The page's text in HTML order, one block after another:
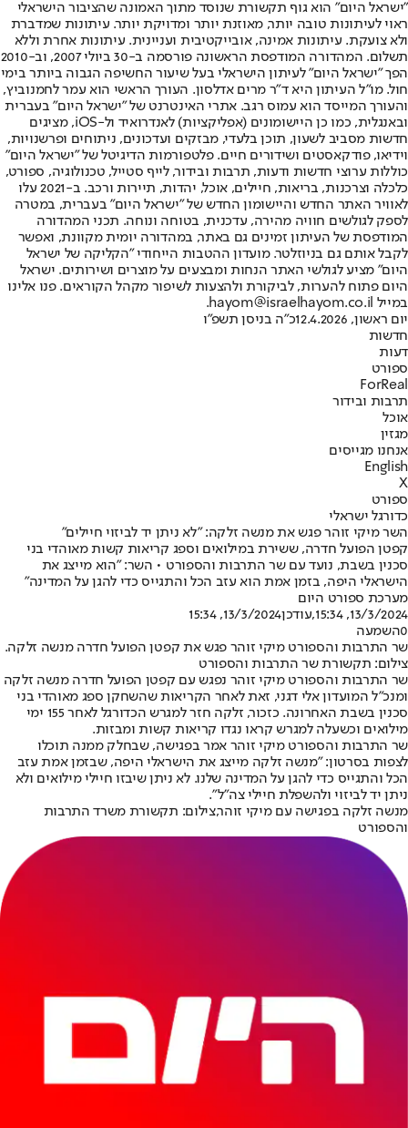
"ישראל היום" הוא גוף תקשורת שנוסד מתוך האמונה שהציבור הישראלי
ראוי לעיתונות טובה יותר, מאוזנת יותר ומדויקת יותר. עיתונות שמדברת
ולא צועקת. עיתונות אמינה, אובייקטיבית ועניינית. עיתונות אחרת וללא
תשלום. המהדורה המודפסת הראשונה פורסמה ב-30 ביולי 2007, וב-2010
הפך "ישראל היום" לעיתון הישראלי בעל שיעור החשיפה הגבוה ביותר בימי
חול. מו"ל העיתון היא ד"ר מרים אדלסון. העורך הראשי הוא עמר לחמנוביץ,
והעורך המייסד הוא עמוס רגב. אתרי האינטרנט של "ישראל היום" בעברית
ובאנגלית, כמו כן היישומונים (אפליקציות) לאנדרואיד ול-iOS, מציגים
חדשות מסביב לשעון, תוכן בלעדי, מבזקים ועדכונים, ניתוחים ופרשנויות,
וידיאו, פודקאסטים ושידורים חיים. פלטפורמות הדיגיטל של "ישראל היום"
כוללות ערוצי חדשות ודעות, תרבות ובידור, לייף סטייל, טכנולוגיה, ספורט,
כלכלה וצרכנות, בריאות, חיילים, אוכל, יהדות, תיירות ורכב. ב-2021 עלו
לאוויר האתר החדש והיישומון החדש של "ישראל היום" בעברית, במטרה
לספק לגולשים חוויה מהירה, עדכנית, בטוחה ונוחה. תכני המהדורה
המודפסת של העיתון זמינים גם באתר, במהדורה יומית מקוונת, ואפשר
לקבל אותם גם בניוזלטר. מועדון ההטבות הייחודי "הקליקה של ישראל
היום" מציע לגולשי האתר הנחות ומבצעים על מוצרים ושירותים. ישראל
היום פתוח להערות, לביקורת ולהצעות לשיפור מקהל הקוראים. פנו אלינו
במייל hayom@israelhayom.co.il.
יום ראשון, 12.4.2026
כ"ה בניסן תשפ"ו
חדשות
דעות
ספורט
ForReal
תרבות ובידור
אוכל
מגזין
אנחנו מגייסים
English
X
ספורט
כדורגל ישראלי
השר מיקי זוהר פגש את מנשה זלקה: "לא ניתן יד לביזוי חיילים"
קפטן הפועל חדרה, ששירת במילואים וספג קריאות קשות מאוהדי בני
סכנין בשבת, נועד עם שר התרבות והספורט • השר: "הוא מייצג את
הישראלי היפה, בזמן אמת הוא עזב הכל והתגייס כדי להגן על המדינה"
מערכת ספורט היום
13/3/2024, 15:34
,עודכן13/3/2024, 15:34
0השמעה
שר התרבות והספורט מיקי זוהר פגש את קפטן הפועל חדרה מנשה זלקה.
צילום: תקשורת שר התרבות והספורט
שר התרבות והספורט מיקי זוהר נפגש עם קפטן הפועל חדרה מנשה זלקה
ומנכ"ל המועדון אלי דגני, זאת לאחר הקריאות שהשחקן ספג מאוהדי בני
סכנין בשבת האחרונה. כזכור, זלקה חזר למגרש הכדורגל לאחר 155 ימי
מילואים וכשעלה למגרש קראו נגדו קריאות קשות ומבזות.
שר התרבות והספורט מיקי זוהר אמר בפגישה, שבחלק ממנה תוכלו
לצפות בסרטון: "מנשה זלקה מייצג את הישראלי היפה, שבזמן אמת עזב
הכל והתגייס כדי להגן על המדינה שלנו. לא ניתן שיבזו חיילי מילואים ולא
ניתן יד לביזוי ולהשפלת חיילי צה״ל".
מנשה זלקה בפגישה עם מיקי זוהר,צילום: תקשורת משרד התרבות
והספורט